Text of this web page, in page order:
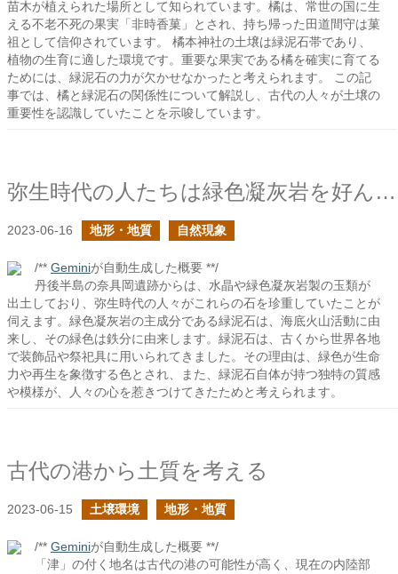
苗木が植えられた場所として知られています。橘は、常世の国に生
える不老不死の果実「非時香菓」とされ、持ち帰った田道間守は菓
祖として信仰されています。 橘本神社の土壌は緑泥石帯であり、
植物の生育に適した環境です。重要な果実である橘を確実に育てる
ためには、緑泥石の力が欠かせなかったと考えられます。 この記
事では、橘と緑泥石の関係性について解説し、古代の人々が土壌の
重要性を認識していたことを示唆しています。
弥生時代の人たちは緑色凝灰岩を好んだか？
2023-06-16 地形・地質 自然現象
/** Geminiが自動生成した概要 **/
丹後半島の奈具岡遺跡からは、水晶や緑色凝灰岩製の玉類が
出土しており、弥生時代の人々がこれらの石を珍重していたことが
伺えます。緑色凝灰岩の主成分である緑泥石は、海底火山活動に由
来し、その緑色は鉄分に由来します。緑泥石は、古くから世界各地
で装飾品や祭祀具に用いられてきました。その理由は、緑色が生命
力や再生を象徴する色とされ、また、緑泥石自体が持つ独特の質感
や模様が、人々の心を惹きつけてきたためと考えられます。
古代の港から土質を考える
2023-06-15 土壌環境 地形・地質
/** Geminiが自動生成した概要 **/
「津」の付く地名は古代の港の可能性が高く、現在の内陸部